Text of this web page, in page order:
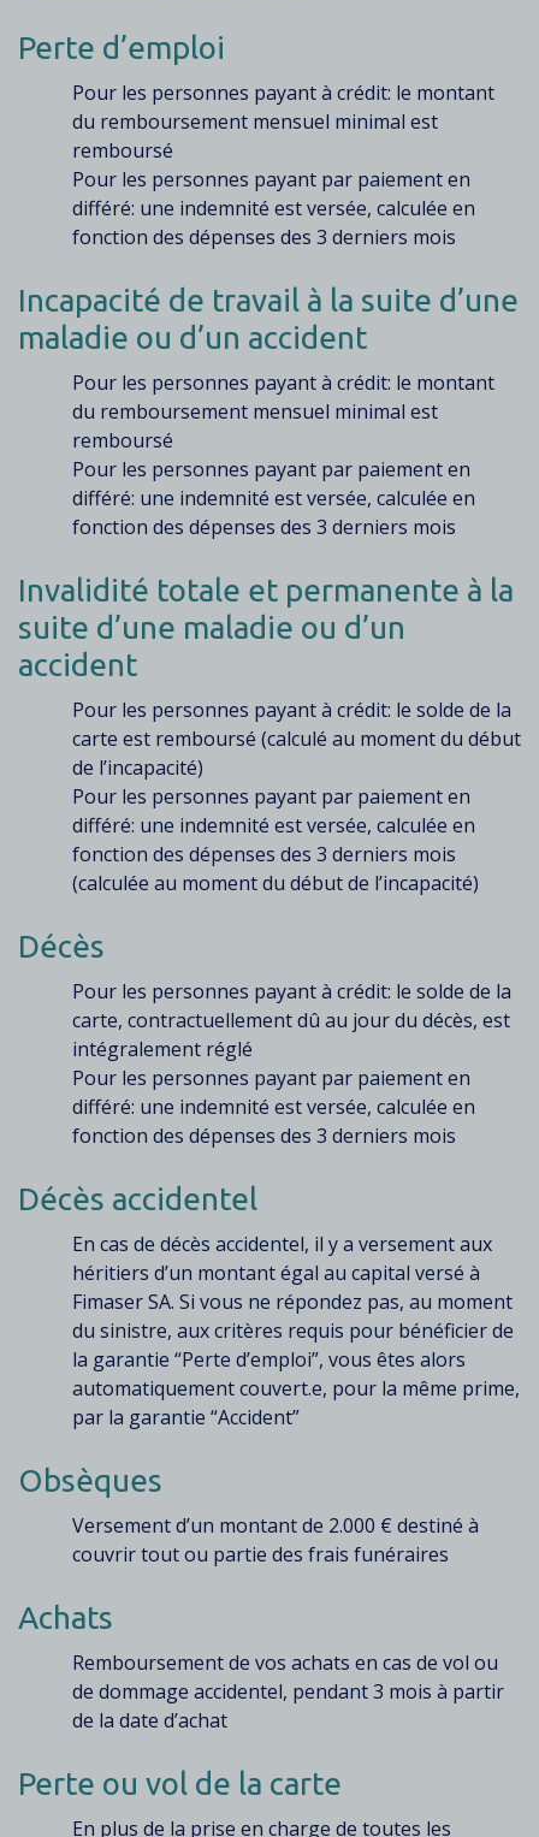
Perte d’emploi
Pour les personnes payant à crédit: le montant
du remboursement mensuel minimal est
remboursé
Pour les personnes payant par paiement en
différé: une indemnité est versée, calculée en
fonction des dépenses des 3 derniers mois
Incapacité de travail à la suite d’une
maladie ou d’un accident
Pour les personnes payant à crédit: le montant
du remboursement mensuel minimal est
remboursé
Pour les personnes payant par paiement en
différé: une indemnité est versée, calculée en
fonction des dépenses des 3 derniers mois
Invalidité totale et permanente à la
suite d’une maladie ou d’un
accident
Pour les personnes payant à crédit: le solde de la
carte est remboursé (calculé au moment du début
de l’incapacité)
Pour les personnes payant par paiement en
différé: une indemnité est versée, calculée en
fonction des dépenses des 3 derniers mois
(calculée au moment du début de l’incapacité)
Décès
Pour les personnes payant à crédit: le solde de la
carte, contractuellement dû au jour du décès, est
intégralement réglé
Pour les personnes payant par paiement en
différé: une indemnité est versée, calculée en
fonction des dépenses des 3 derniers mois
Décès accidentel
En cas de décès accidentel, il y a versement aux
héritiers d’un montant égal au capital versé à
Fimaser SA. Si vous ne répondez pas, au moment
du sinistre, aux critères requis pour bénéficier de
la garantie “Perte d’emploi”, vous êtes alors
automatiquement couvert.e, pour la même prime,
par la garantie “Accident”
Obsèques
Versement d’un montant de 2.000 € destiné à
couvrir tout ou partie des frais funéraires
Achats
Remboursement de vos achats en cas de vol ou
de dommage accidentel, pendant 3 mois à partir
de la date d’achat
Perte ou vol de la carte
En plus de la prise en charge de toutes les